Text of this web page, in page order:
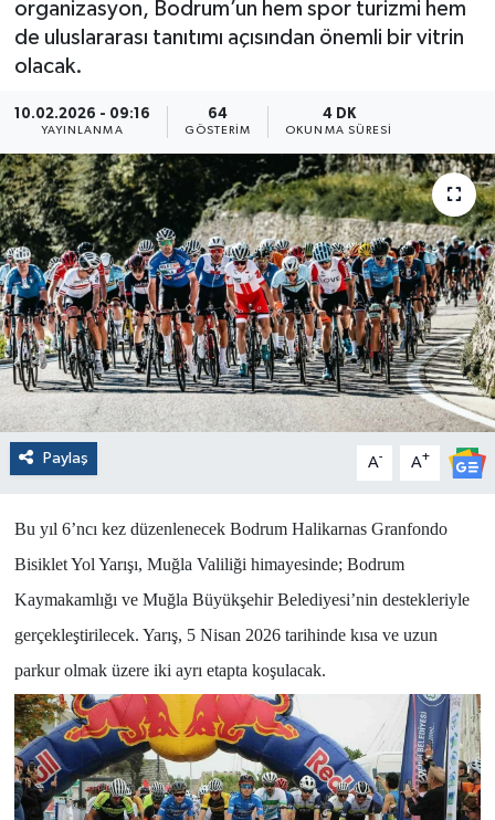
organizasyon, Bodrum’un hem spor turizmi hem
de uluslararası tanıtımı açısından önemli bir vitrin
olacak.
10.02.2026 - 09:16
YAYINLANMA
64
GÖSTERIM
4 DK
OKUNMA SÜRESI
Paylaş A- A+
Bu yıl 6’ncı kez düzenlenecek Bodrum Halikarnas Granfondo
Bisiklet Yol Yarışı, Muğla Valiliği himayesinde; Bodrum
Kaymakamlığı ve Muğla Büyükşehir Belediyesi’nin destekleriyle
gerçekleştirilecek. Yarış, 5 Nisan 2026 tarihinde kısa ve uzun
parkur olmak üzere iki ayrı etapta koşulacak.